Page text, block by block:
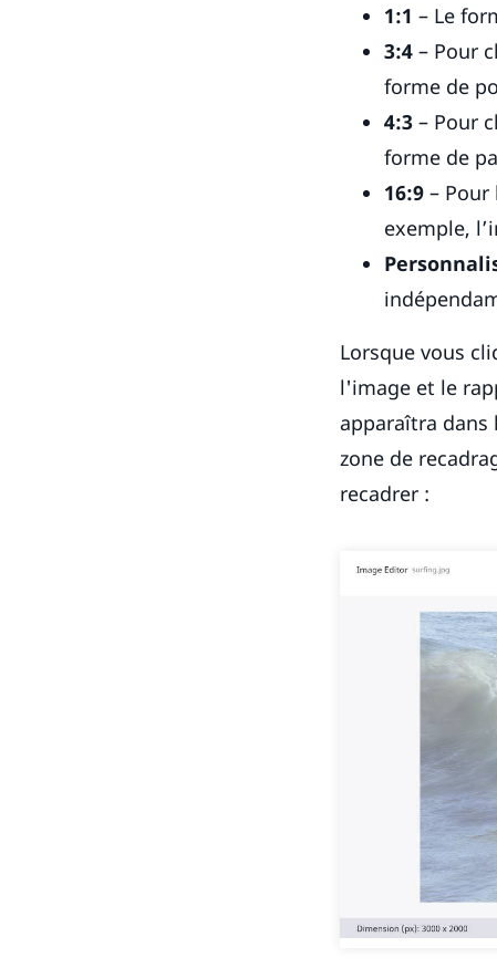
1:1 – Le
3:4 – Pour
forme de
4:3 – Pour
forme de
16:9 –
exemple,
Lorsque vous
l'image et le
apparaîtra dans
zone de
recadrer :